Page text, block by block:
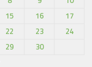
15 16
17
22 23
24
29
30